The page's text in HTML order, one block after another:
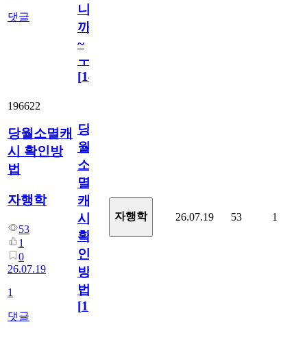
댓글
니
까
~
ㅜ
[14
196622
당월소멸캐
시 확인방
법
자행학
53
1
0
26.07.19
1
댓글
당
월
소
멸
캐
시
확
인
방
법
[1]
자행학 26.07.19 53 1